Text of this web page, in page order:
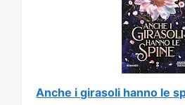
Anche i girasoli hanno le